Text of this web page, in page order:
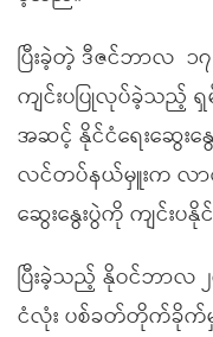
ပြီးခဲ့တဲ့ ဒီဇင်ဘာလ
ကျင်းပပြုလုပ်ခဲ့သည့် ရှ
အဆင့် နိုင်ငံရေးဆွေ
လင်တပ်နယ်မှူးက လာ
ဆွေးနွေးပွဲကို ကျင်းပ
ပြီးခဲ့သည့် နိုဝင်ဘာလ
ငံလုံး ပစ်ခတ်တိုက်ခိုက်မှု